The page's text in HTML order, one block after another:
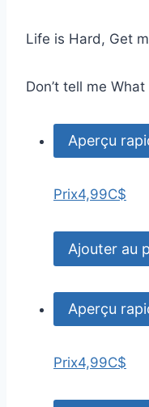
Life is Hard, Get
Don’t tell me
Aperçu
Prix4,99C$
Ajouter au
Aperçu
Prix4,99C$